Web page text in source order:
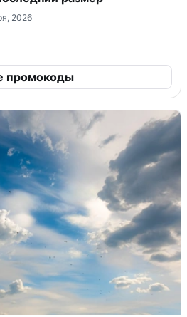
2026
промокоды